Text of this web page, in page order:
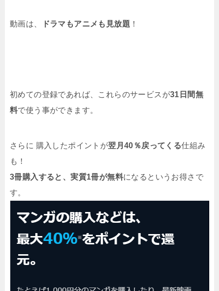
動画は、 ドラマもアニメも見放題 ！
初めての登録であれば、これらのサービスが31日間無
料で使う事ができます。
さらに 購入したポイントが翌月40％戻ってくる仕組み
も！
3冊購入すると、実質1冊が無料になるというお得さで
す。